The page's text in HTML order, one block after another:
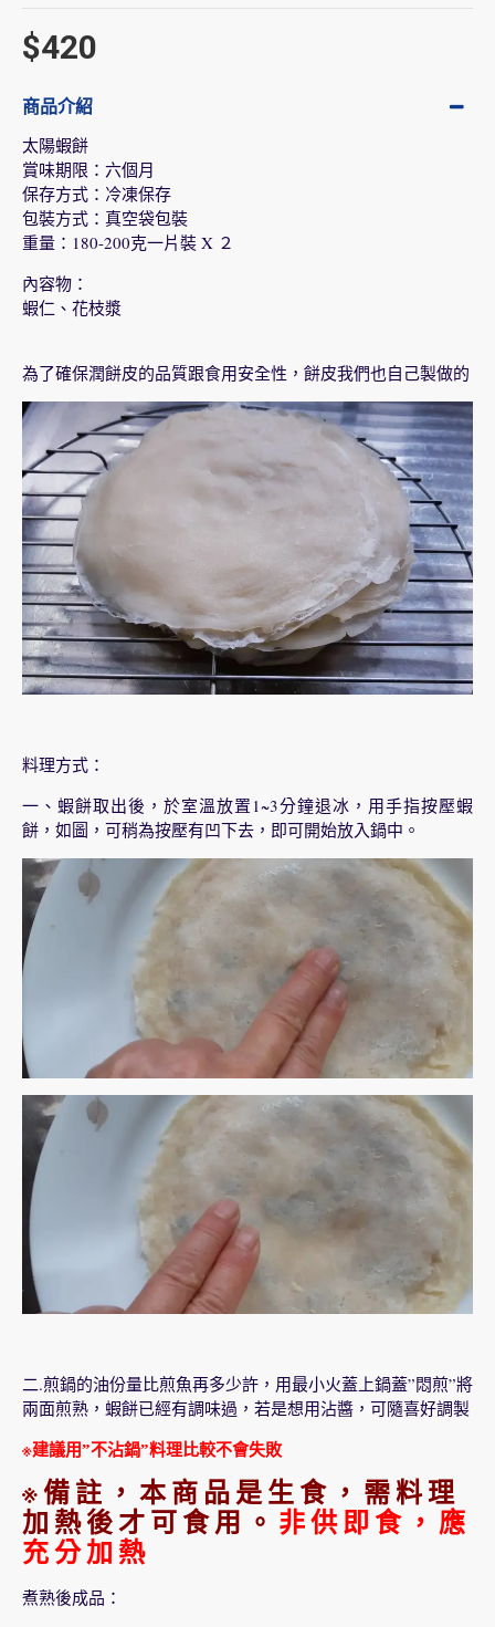
$420
商品介紹
太陽蝦餅
賞味期限：六個月
保存方式：冷凍保存
包裝方式：真空袋包裝
重量：180-200克一片裝 X ２
內容物：
蝦仁、花枝漿
為了確保潤餅皮的品質跟食用安全性，餅皮我們也自己製做的
料理方式：
一、蝦餅取出後，於室溫放置1~3分鐘退冰，用手指按壓蝦
餅，如圖，可稍為按壓有凹下去，即可開始放入鍋中。
二.煎鍋的油份量比煎魚再多少許，用最小火蓋上鍋蓋”悶煎”將
兩面煎熟，蝦餅已經有調味過，若是想用沾醬，可隨喜好調製
※建議用”不沾鍋”料理比較不會失敗
※備註，本商品是生食，需料理
加熱後才可食用。 非供即食，應
充分加熱
煮熟後成品：